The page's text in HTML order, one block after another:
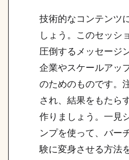
技術的なコンテンツ
しょう。このセッシ
圧倒するメッセージ
企業やスケールアッ
のためのものです。
され、結果をもたら
作りましょう。一見
ンプを使って、バー
験に変身させる方法